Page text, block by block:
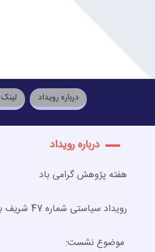
درباره رویداد
درباره رویداد
هفته پژوهش گرامی باد
رویداد سیاستی شماره 47 شریف برگزار می گردد
موضوع نشست: